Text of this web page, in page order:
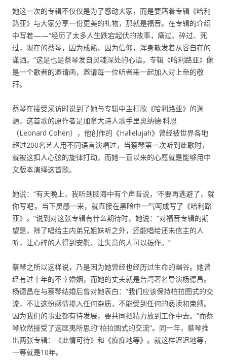
她这一次的专辑不仅仅是为了感动大家，而是要藉着专辑《哈利
路亚》与大家分享一份更美的礼物，那就是福音。在专辑的介绍
中写着——“经历了太多人生跌宕起伏的故事，痛过、碎过、死
过，现在的蔡琴，因为成熟、因为信仰，浑身散发着从容自在的
潇洒。”这是也是蔡琴发自灵魂深处的心语。专辑《哈利路亚》像
是一个歌者的邀请函，邀请每一位听者来一起加入对上帝的敬
拜。
蔡琴在接受采访时说到了她与专辑中主打歌《哈利路亚》的渊
源，这首歌的原作者是加拿大诗人歌手里奥纳德·科恩
（Leonard Cohen），他创作的《Hallelujah》曾经被世界各地
超过200名艺人用不同语言演唱过，当蔡琴第一次听到此歌时，
就被这扣人心弦的旋律打动，而她一直以来的心愿就是能够用中
文版本演绎这首歌。
她说：“有天晚上，我听到脑海中有个声音说，‘不要再逃避了，就
你写吧’。当下灵感一来，就直接在黑暗中一气呵成写了《哈利路
亚》。”说到对这张专辑有什么期待时，她说：“对福音专辑的期
望是，除了唱给主内弟兄姐妹听之外，还能唱给还未信主的人
听，让心碎的人得到安慰、让失意的人可以振作。”
蔡琴之所以这样说，乃是因为她曾经也经历过生命的幽谷。她曾
经有过十年的不幸婚姻，而她的丈夫就是台湾著名导演杨德昌。
杨德昌在与蔡琴结婚后曾对她表白：“我们应该保持柏拉图式的交
流，不让这份感情掺入任何杂质，不能受到任何的亵渎和束缚。
因为我们的事业都有待发展，要共同把精力放到工作中去。”而蔡
琴欣然接受了这匪夷所思的“柏拉图式的交流”。同一年，蔡琴推
出两张专辑：《此情可待》和《痴痴地等》。就这样迟迟地等，
一等就是10年。